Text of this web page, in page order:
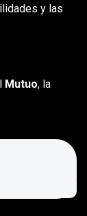
y las
Mutuo, la